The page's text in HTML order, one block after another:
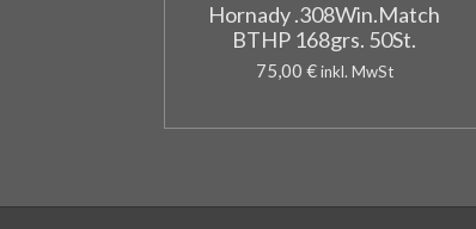
Hornady .308Win.Match
BTHP 168grs. 50St.
75,00 € inkl. MwSt